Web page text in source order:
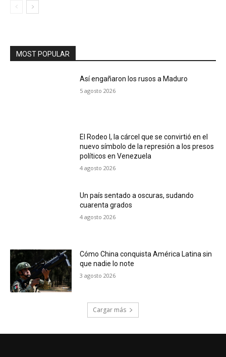
MOST POPULAR
Así engañaron los rusos a Maduro
5 agosto 2026
El Rodeo I, la cárcel que se convirtió en el
nuevo símbolo de la represión a los presos
políticos en Venezuela
4 agosto 2026
Un país sentado a oscuras, sudando
cuarenta grados
4 agosto 2026
Cómo China conquista América Latina sin
que nadie lo note
3 agosto 2026
Cargar más